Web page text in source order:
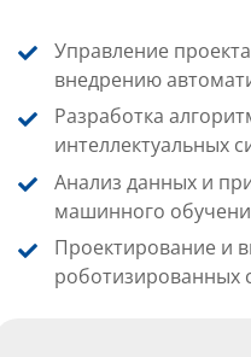
Управление
внедрению
Разработка
интеллектуальных
Анализ данных и
машинного
Проектирование и
роботизированных